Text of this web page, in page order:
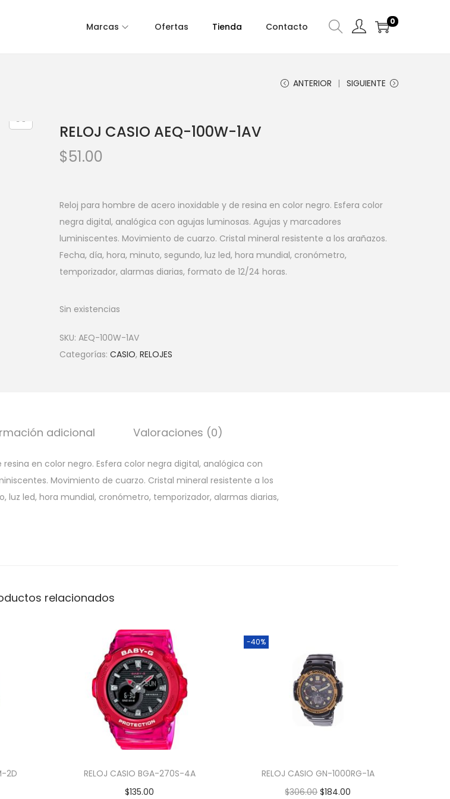
Marcas Ofertas Tienda Contacto 0
ANTERIOR SIGUIENTE
RELOJ CASIO AEQ-100W-1AV
$51.00
Reloj para hombre de acero inoxidable y de resina en color negro. Esfera color
negra digital, analógica con agujas luminosas. Agujas y marcadores
luminiscentes. Movimiento de cuarzo. Cristal mineral resistente a los arañazos.
Fecha, día, hora, minuto, segundo, luz led, hora mundial, cronómetro,
temporizador, alarmas diarias, formato de 12/24 horas.
Sin existencias
SKU: AEQ-100W-1AV
Categorías: CASIO, RELOJES
adicional Valoraciones (0)
en color negro. Esfera color negra digital, analógica con
Movimiento de cuarzo. Cristal mineral resistente a los
luz led, hora mundial, cronómetro, temporizador, alarmas diarias,
relacionados
2D
RELOJ CASIO BGA-270S-4A
$135.00
-40%
RELOJ CASIO GN-1000RG-1A
$306.00 $184.00